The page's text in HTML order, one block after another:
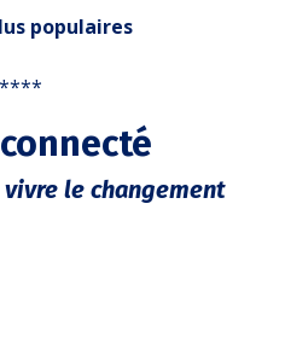
populaires
le changement